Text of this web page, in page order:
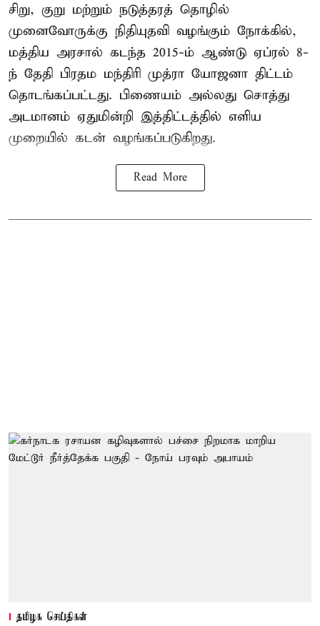
சிறு, குறு மற்றும் நடுத்தரத் தொழில்
முனைவோருக்கு நிதியுதவி வழங்கும் நோக்கில்,
மத்திய அரசால் கடந்த 2015-ம் ஆண்டு ஏப்ரல் 8-
ந் தேதி பிரதம மந்திரி முத்ரா யோஜனா திட்டம்
தொடங்கப்பட்டது. பிணையம் அல்லது சொத்து
அடமானம் ஏதுமின்றி இத்திட்டத்தில் எளிய
முறையில் கடன் வழங்கப்படுகிறது.
Read More
தமிழக செய்திகள்